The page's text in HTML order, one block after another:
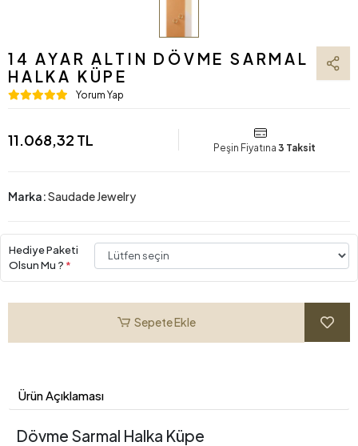
14 AYAR ALTIN DÖVME SARMAL
HALKA KÜPE
Yorum Yap
11.068,32 TL Peşin Fiyatına 3 Taksit
Marka:Saudade Jewelry
Hediye Paketi
Olsun Mu ? *
Sepete Ekle
Ürün Açıklaması
Dövme Sarmal Halka Küpe